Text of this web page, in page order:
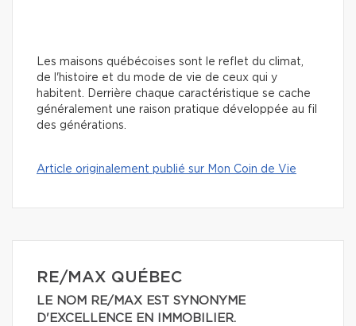
Les maisons québécoises sont le reflet du climat,
de l'histoire et du mode de vie de ceux qui y
habitent. Derrière chaque caractéristique se cache
généralement une raison pratique développée au fil
des générations.
Article originalement publié sur Mon Coin de Vie
RE/MAX QUÉBEC
LE NOM RE/MAX EST SYNONYME
D'EXCELLENCE EN IMMOBILIER.